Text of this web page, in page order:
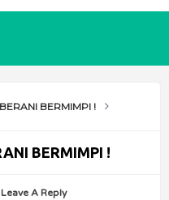
BERMIMPI !
BERMIMPI !
Leave A Reply